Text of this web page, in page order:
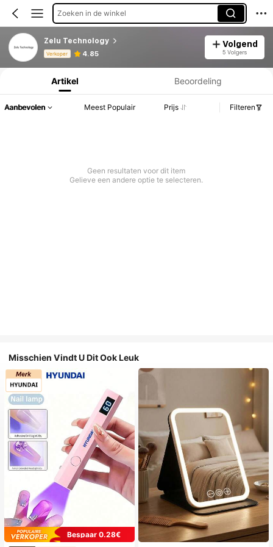
Zoeken in de winkel
Zelu Technology
Verkoper 4.85
Volgend
5 Volgers
Productinformatie: Prijsopenbaring, Verkoop- en Voorraadgegevens.
Artikel Beoordeling
Aanbevolen Meest Populair Prijs Filteren
Geen resultaten voor dit item
Gelieve een andere optie te selecteren.
Misschien Vindt U Dit Ook Leuk
Bespaar 0.28€